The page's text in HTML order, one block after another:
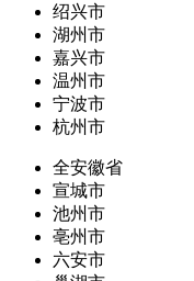
绍兴市
湖州市
嘉兴市
温州市
宁波市
杭州市
全安徽省
宣城市
池州市
亳州市
六安市